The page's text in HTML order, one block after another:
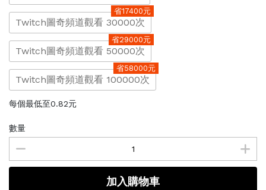
Twitch圖奇頻道觀看 30000次
省17400元
Twitch圖奇頻道觀看 50000次
省29000元
Twitch圖奇頻道觀看 100000次
省58000元
每個最低至0.82元
數量
加入購物車